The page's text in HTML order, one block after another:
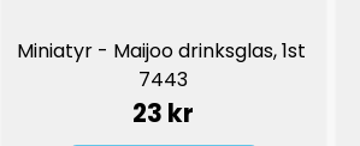
Miniatyr - Maijoo drinksglas, 1st
7443
23 kr